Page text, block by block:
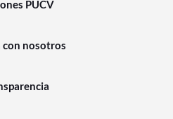
PUCV
con nosotros